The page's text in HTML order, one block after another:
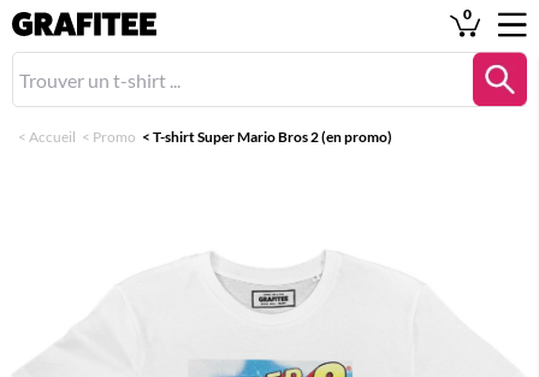
0
< Accueil < Promo < T-shirt Super Mario Bros 2 (en promo)